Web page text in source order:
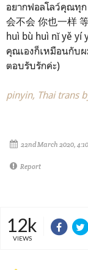
อยากฟอลโลว์คุณทุ
会不会 你也一样
huì bù huì nǐ yě yí
คุณเองก็เหมือนกับผ
ตอบรับรักค่ะ)
pinyin, Thai trans
22nd March 2020,
Report
12k
VIEWS